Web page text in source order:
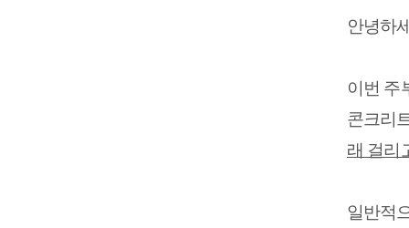
안녕하
이번 주
콘크리
래 걸리
일반적